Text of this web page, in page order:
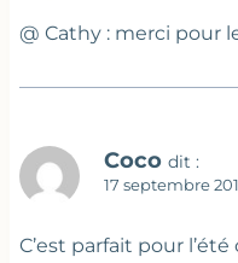
@ Cathy : merci pour
Coco dit :
17 septembre
C’est parfait pour